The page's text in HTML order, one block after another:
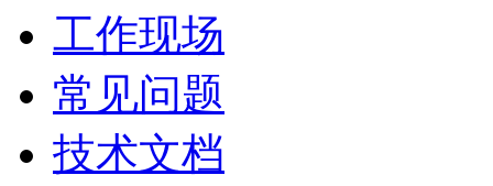
工作现场
常见问题
技术文档